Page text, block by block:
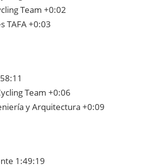
Team +0:02
TAFA +0:03
Team +0:06
y Arquitectura +0:09
1:49:19